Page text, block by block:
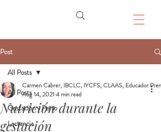
Post
All Posts
Gestación y Parto
Lactancia
All Posts
Nutrición durante la
gestación
Carmen Cabrer, IBCLC, IYCFS, CLAAS, Educador
Aug 14, 2021 4 min read